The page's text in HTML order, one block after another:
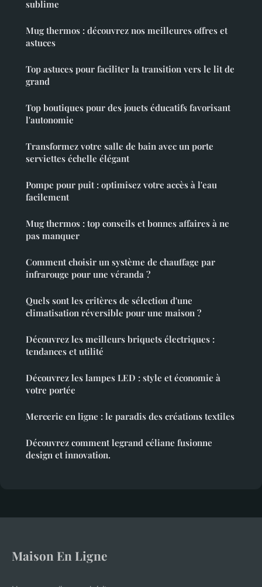
sublime
Mug thermos : découvrez nos meilleures offres et
astuces
Top astuces pour faciliter la transition vers le lit de
grand
Top boutiques pour des jouets éducatifs favorisant
l'autonomie
Transformez votre salle de bain avec un porte
serviettes échelle élégant
Pompe pour puit : optimisez votre accès à l'eau
facilement
Mug thermos : top conseils et bonnes affaires à ne
pas manquer
Comment choisir un système de chauffage par
infrarouge pour une véranda ?
Quels sont les critères de sélection d'une
climatisation réversible pour une maison ?
Découvrez les meilleurs briquets électriques :
tendances et utilité
Découvrez les lampes LED : style et économie à
votre portée
Mercerie en ligne : le paradis des créations textiles
Découvrez comment legrand céliane fusionne
design et innovation.
Maison En Ligne